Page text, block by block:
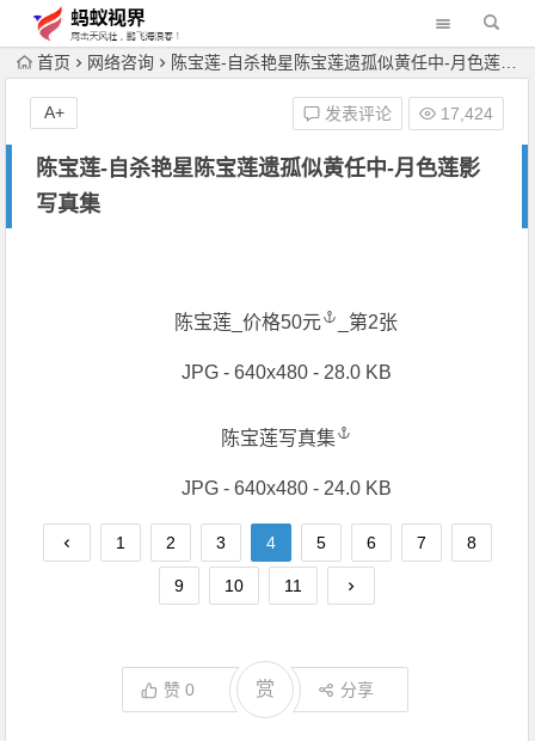
首页 网络咨询 陈宝莲-自杀艳星陈宝莲遗孤似黄任中-月色莲影写真集
陈宝莲-自杀艳星陈宝莲遗孤似黄任中-月色莲影
写真集
发表评论 17,424
A+
陈宝莲_价格50元 _第2张
JPG - 640x480 - 28.0 KB
陈宝莲写真集
JPG - 640x480 - 24.0 KB
1 2 3 4 5 6 7 8
9 10 11
赞0 赏 分享